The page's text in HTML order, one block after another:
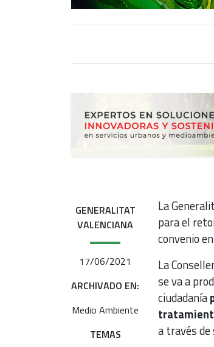
GENERALITAT
VALENCIANA
17/06/2021
ARCHIVADO EN:
Medio Ambiente
TEMAS
La
para el
convenio
La
se va a
ciudadanía
a través de